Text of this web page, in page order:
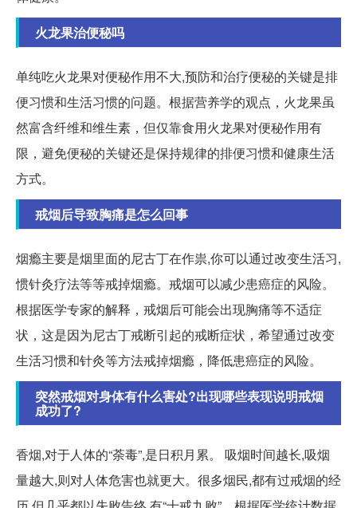
火龙果治便秘吗
单纯吃火龙果对便秘作用不大,预防和治疗便秘的关键是排
便习惯和生活习惯的问题。根据营养学的观点，火龙果虽
然富含纤维和维生素，但仅靠食用火龙果对便秘作用有
限，避免便秘的关键还是保持规律的排便习惯和健康生活
方式。
戒烟后导致胸痛是怎么回事
烟瘾主要是烟里面的尼古丁在作祟,你可以通过改变生活习,
惯针灸疗法等等戒掉烟瘾。戒烟可以减少患癌症的风险。
根据医学专家的解释，戒烟后可能会出现胸痛等不适症
状，这是因为尼古丁戒断引起的戒断症状，希望通过改变
生活习惯和针灸等方法戒掉烟瘾，降低患癌症的风险。
突然戒烟对身体有什么害处?出现哪些表现说明戒烟
成功了?
香烟,对于人体的“荼毒”,是日积月累。 吸烟时间越长,吸烟
量越大,则对人体危害也就更大。很多烟民,都有过戒烟的经